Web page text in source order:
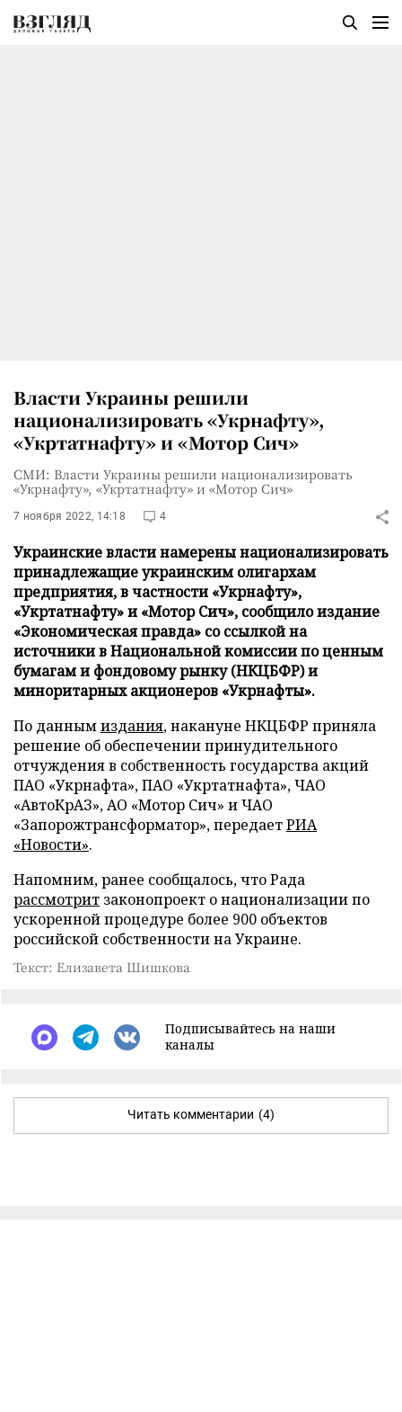
Власти Украины решили
национализировать «Укрнафту»,
«Укртатнафту» и «Мотор Сич»
СМИ: Власти Украины решили национализировать
«Укрнафту», «Укртатнафту» и «Мотор Сич»
7 ноября 2022, 14:18 4
Украинские власти намерены национализировать
принадлежащие украинским олигархам
предприятия, в частности «Укрнафту»,
«Укртатнафту» и «Мотор Сич», сообщило издание
«Экономическая правда» со ссылкой на
источники в Национальной комиссии по ценным
бумагам и фондовому рынку (НКЦБФР) и
миноритарных акционеров «Укрнафты».
По даннымиздания, накануне НКЦБФР приняла
решение об обеспечении принудительного
отчуждения в собственность государства акций
ПАО «Укрнафта», ПАО «Укртатнафта», ЧАО
«АвтоКрАЗ», АО «Мотор Сич» и ЧАО
«Запорожтрансформатор», передаетРИА
«Новости».
Напомним, ранее сообщалось, что Рада
рассмотрит законопроект о национализации по
ускоренной процедуре более 900 объектов
российской собственности на Украине.
Текст: Елизавета Шишкова
Подписывайтесь на наши
каналы
Читать комментарии (4)